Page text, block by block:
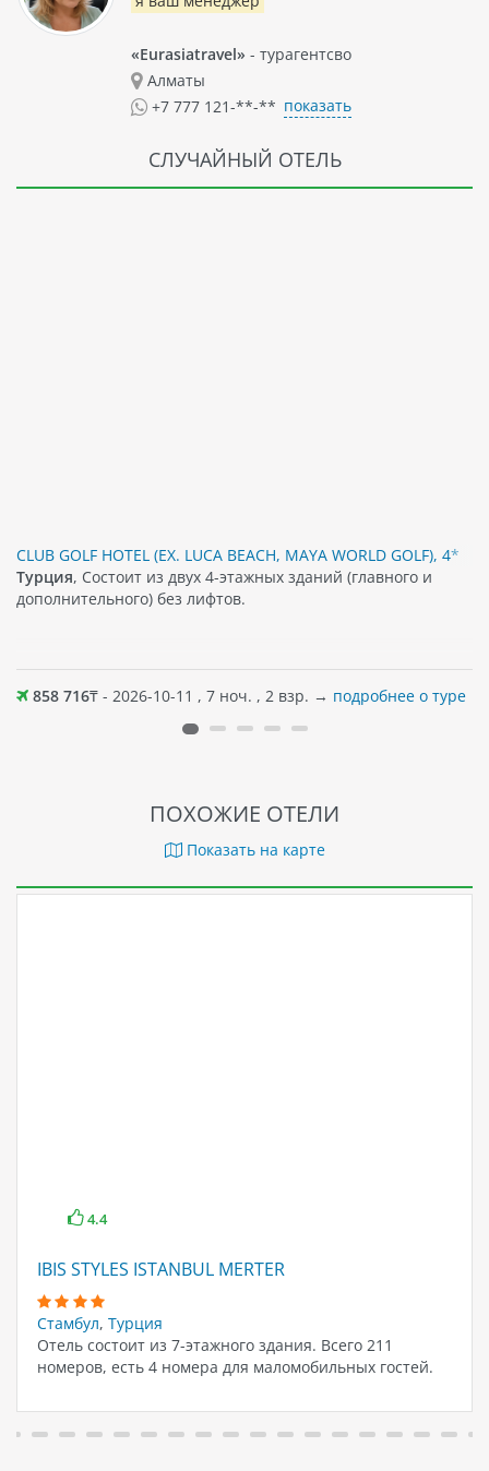
«Eurasiatravel» - турагентсво
Алматы
+7 777 121-**-** показать
СЛУЧАЙНЫЙ ОТЕЛЬ
CLUB GOLF HOTEL (EX. LUCA BEACH, MAYA WORLD GOLF), 4*
Турция, Состоит из двух 4-этажных зданий (главного и
дополнительного) без лифтов.
858 716₸ - 2026-10-11 , 7 ноч. , 2 взр. → подробнее о туре
ПОХОЖИЕ ОТЕЛИ
Показать на карте
4.4
IBIS STYLES ISTANBUL MERTER
Стамбул, Турция
Отель состоит из 7-этажного здания. Всего 211
номеров, есть 4 номера для маломобильных гостей.